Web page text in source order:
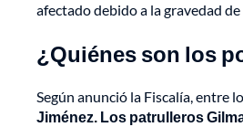
afectado debido a la gravedad
¿Quiénes son los
Según anunció la Fiscalía, entre
Jiménez. Los patrulleros